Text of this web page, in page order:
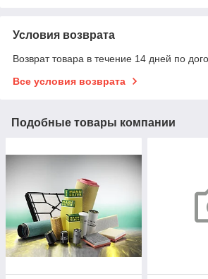
Условия возврата
Возврат товара в течение 14 дней по
Все условия возврата
Подобные товары компании